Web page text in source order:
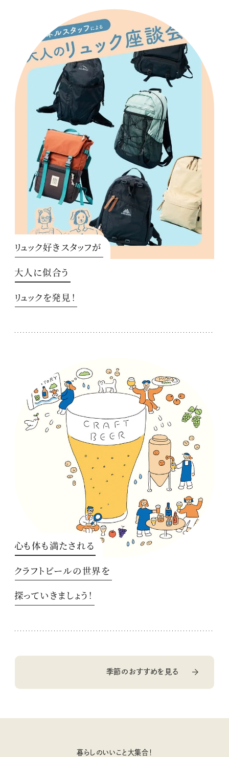
リュック好きスタッフが
大人に似合う
リュックを発見！
心も体も満たされる
クラフトビールの世界を
探っていきましょう！
季節のおすすめを見る
暮らしのいいこと大集合！